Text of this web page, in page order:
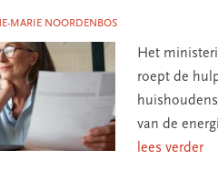
MARIE NOORDENBOS
Het
roept de
van de
lees verder